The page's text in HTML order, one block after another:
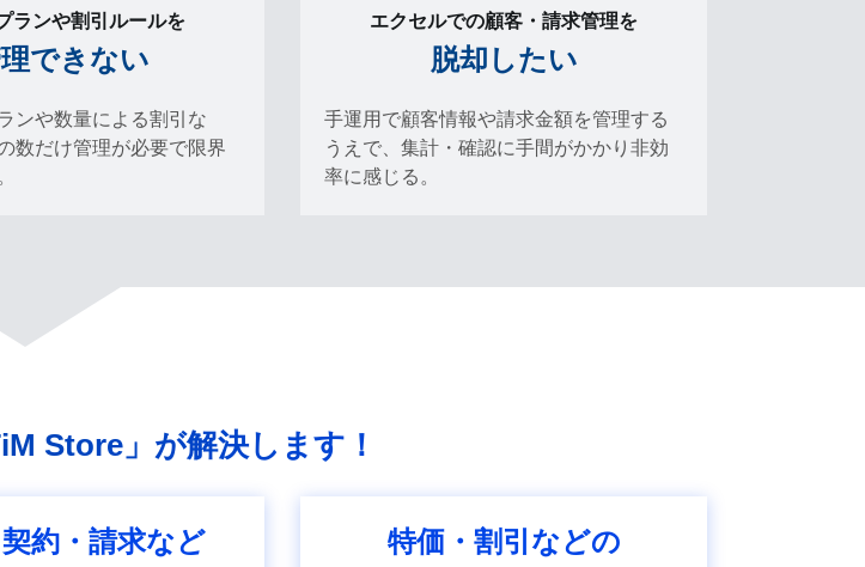
ランや割引ルールを
できない
ンや数量による割引な
数だけ管理が必要で限界
エクセルでの顧客・請求管理を
脱却したい
手運用で顧客情報や請求金額を管理する
うえで、集計・確認に手間がかかり非効
率に感じる。
Store」 が解決します！
約・請求など
特価・割引などの